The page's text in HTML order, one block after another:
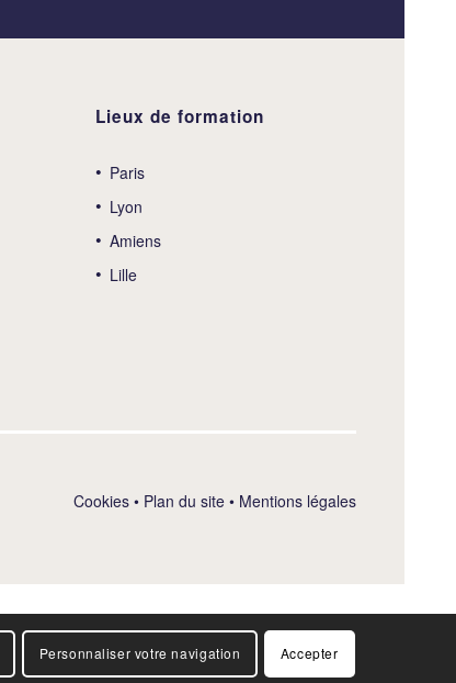
Lieux de formation
Paris
Lyon
Amiens
Lille
Cookies • Plan du site • Mentions légales
Personnaliser votre navigation Accepter